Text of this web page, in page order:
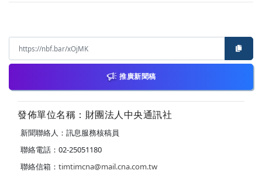
推廣新聞稿
發佈單位名稱：財團法人中央通訊社
新聞聯絡人：訊息服務核稿員
聯絡電話：02-25051180
聯絡信箱： timtimcna@mail.cna.com.tw